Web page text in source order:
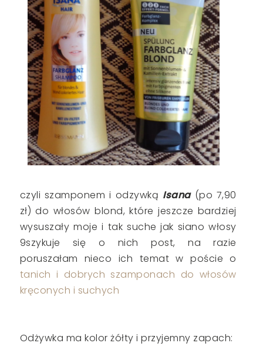
czyli szamponem i odzywką Isana(po 7,90
zł) do włosów blond, które jeszcze bardziej
wysuszały moje i tak suche jak siano włosy
9szykuje się o nich post, na razie
poruszałam nieco ich temat w poście o
tanich i dobrych szamponach do włosów
kręconych i suchych
Odżywka ma kolor żółty i przyjemny zapach: